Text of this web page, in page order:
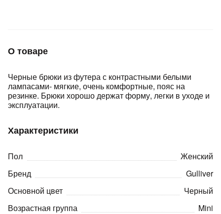
О товаре
Черные брюки из футера с контрастными белыми
лампасами- мягкие, очень комфортные, пояс на
резинке. Брюки хорошо держат форму, легки в уходе и
эксплуатации.
Характеристики
Пол
Женский
Бренд
Gulliver
Основной цвет
Черный
Возрастная группа
Mini
раз в 2
недели
8 800 302-02-51
plait.ru